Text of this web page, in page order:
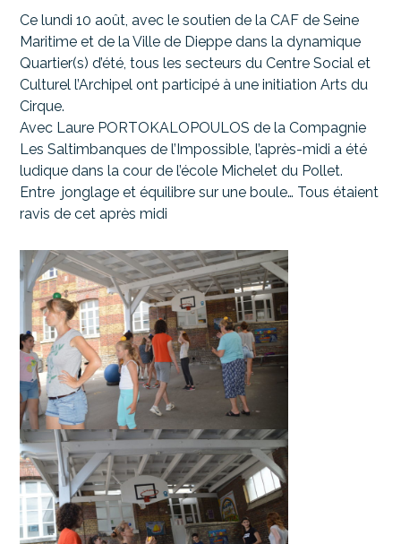
Ce lundi 10 août, avec le soutien de la CAF de Seine
Maritime et de la Ville de Dieppe dans la dynamique
Quartier(s) d’été, tous les secteurs du Centre Social et
Culturel l’Archipel ont participé à une initiation Arts du
Cirque.
Avec Laure PORTOKALOPOULOS de la Compagnie
Les Saltimbanques de l’Impossible, l’après-midi a été
ludique dans la cour de l’école Michelet du Pollet.
Entre jonglage et équilibre sur une boule… Tous étaient
ravis de cet après midi